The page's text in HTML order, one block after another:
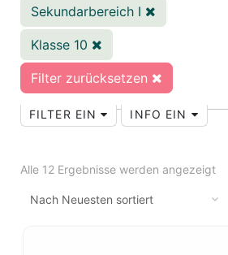
Sekundarbereich I
Klasse 10
Filter zurücksetzen
FILTER EIN INFO EIN
Alle 12 Ergebnisse werden angezeigt